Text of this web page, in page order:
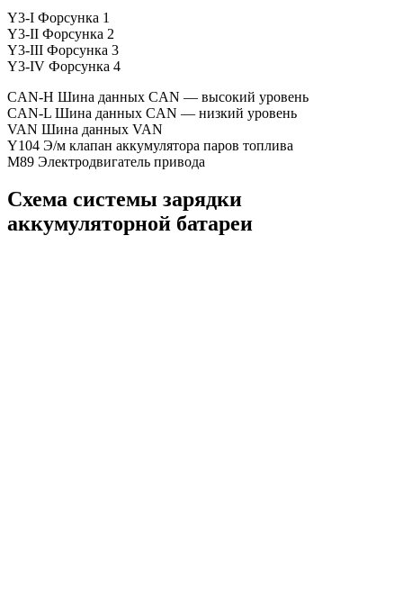
Y3-I Форсунка 1
Y3-II Форсунка 2
Y3-III Форсунка 3
Y3-IV Форсунка 4
CAN-H Шина данных CAN — высокий уровень
CAN-L Шина данных CAN — низкий уровень
VAN Шина данных VAN
Y104 Э/м клапан аккумулятора паров топлива
M89 Электродвигатель привода
Схема системы зарядки
аккумуляторной батареи